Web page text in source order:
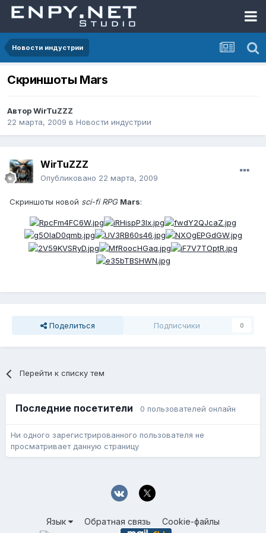
Новости индустрии
Скриншоты Mars
АвторWirTuZZZ
22 марта, 2009 в Новости индустрии
WirTuZZZ
Опубликовано 22 марта, 2009
Скриншоты новой sci-fi RPG Mars:
Поделиться Подписчики 0
Перейти к списку тем
Последние посетители 0 пользователей онлайн
Ни одного зарегистрированного пользователя не
просматривает данную страницу
Язык Обратная связь Cookie-файлы